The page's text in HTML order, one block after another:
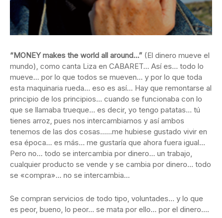
“MONEY makes the world all around…” (El dinero mueve el
mundo), como canta Liza en CABARET… Así es… todo lo
mueve… por lo que todos se mueven… y por lo que toda
esta maquinaria rueda… eso es así… Hay que remontarse al
principio de los principios… cuando se funcionaba con lo
que se llamaba trueque… es decir, yo tengo patatas… tú
tienes arroz, pues nos intercambiamos y así ambos
tenemos de las dos cosas……me hubiese gustado vivir en
esa época… es más… me gustaría que ahora fuera igual…
Pero no… todo se intercambia por dinero… un trabajo,
cualquier producto se vende y se cambia por dinero… todo
se «compra»… no se intercambia…
Se compran servicios de todo tipo, voluntades… y lo que
es peor, bueno, lo peor… se mata por ello… por el dinero….